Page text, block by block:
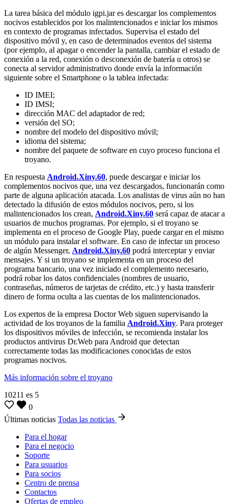
La tarea básica del módulo igpi.jar es descargar los complementos
nocivos establecidos por los malintencionados e iniciar los mismos
en contexto de programas infectados. Supervisa el estado del
dispositivo móvil y, en caso de determinados eventos del sistema
(por ejemplo, al apagar o encender la pantalla, cambiar el estado de
conexión a la red, conexión o desconexión de batería u otros) se
conecta al servidor administrativo donde envía la información
siguiente sobre el Smartphone o la tablea infectada:
ID IMEI;
ID IMSI;
dirección MAC del adaptador de red;
versión del SO;
nombre del modelo del dispositivo móvil;
idioma del sistema;
nombre del paquete de software en cuyo proceso funciona el
troyano.
En respuesta Android.Xiny.60, puede descargar e iniciar los
complementos nocivos que, una vez descargados, funcionarán como
parte de alguna aplicación atacada. Los analistas de virus aún no han
detectado la difusión de estos módulos nocivos, pero, si los
malintencionados los crean, Android.Xiny.60 será capaz de atacar a
usuarios de muchos programas. Por ejemplo, si el troyano se
implementa en el proceso de Google Play, puede cargar en el mismo
un módulo para instalar el software. En caso de infectar un proceso
de algún Messenger, Android.Xiny.60 podrá interceptar y enviar
mensajes. Y si un troyano se implementa en un proceso del
programa bancario, una vez iniciado el complemento necesario,
podrá robar los datos confidenciales (nombres de usuario,
contraseñas, números de tarjetas de crédito, etc.) y hasta transferir
dinero de forma oculta a las cuentas de los malintencionados.
Los expertos de la empresa Doctor Web siguen supervisando la
actividad de los troyanos de la familia Android.Xiny. Para proteger
los dispositivos móviles de infección, se recomienda instalar los
productos antivirus Dr.Web para Android que detectan
correctamente todas las modificaciones conocidas de estos
programas nocivos.
Más información sobre el troyano
10211 es 5
0
Últimas noticias Todas las noticias
Para el hogar
Para el negocio
Soporte
Para usuarios
Para socios
Centro de prensa
Contactos
Ofertas de empleo